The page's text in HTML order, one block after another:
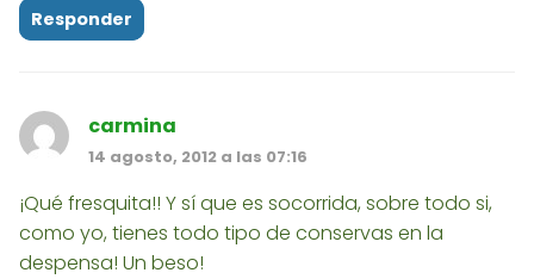
Responder
carmina
14 agosto, 2012 a las 07:16
¡Qué fresquita!! Y sí que es socorrida, sobre todo si,
como yo, tienes todo tipo de conservas en la
despensa! Un beso!